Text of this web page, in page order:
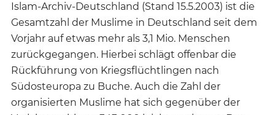
Islam-Archiv-Deutschland (Stand 15.5.2003) ist die
Gesamtzahl der Muslime in Deutschland seit dem
Vorjahr auf etwas mehr als 3,1 Mio. Menschen
zurückgegangen. Hierbei schlägt offenbar die
Rückführung von Kriegsflüchtlingen nach
Südosteuropa zu Buche. Auch die Zahl der
organisierten Muslime hat sich gegenüber der